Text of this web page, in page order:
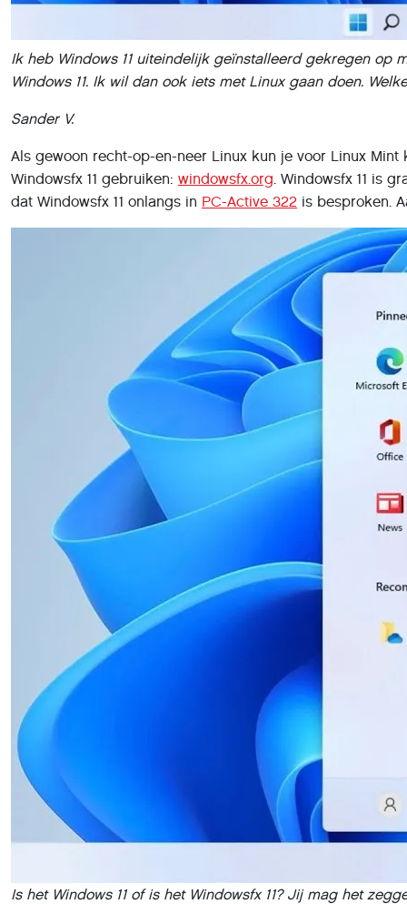
Ik heb Windows 11 uiteindelijk geïnstalleerd gekregen
Windows 11. Ik wil dan ook iets met Linux gaan doen.
Sander V.
Als gewoon recht-op-en-neer Linux kun je voor Linux
Windowsfx 11 gebruiken: windowsfx.org. Windowsfx 11 is
dat Windowsfx 11 onlangs in PC-Active 322 is besproken.
Is het Windows 11 of is het Windowsfx 11? Jij mag het